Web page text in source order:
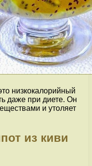
низкокалорийный
даже при диете. Он
и утоляет
из киви